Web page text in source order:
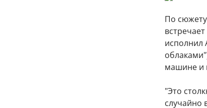
По
исполнил
машине и
"Это
случайно